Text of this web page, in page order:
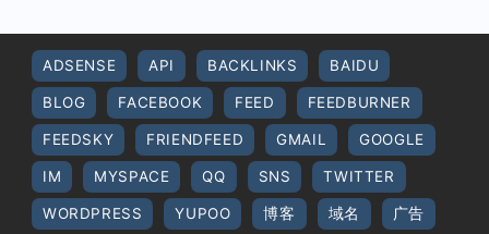
ADSENSE API BACKLINKS BAIDU
BLOG FACEBOOK FEED FEEDBURNER
FEEDSKY FRIENDFEED GMAIL GOOGLE
IM MYSPACE QQ SNS TWITTER
WORDPRESS YUPOO 博客 域名 广告